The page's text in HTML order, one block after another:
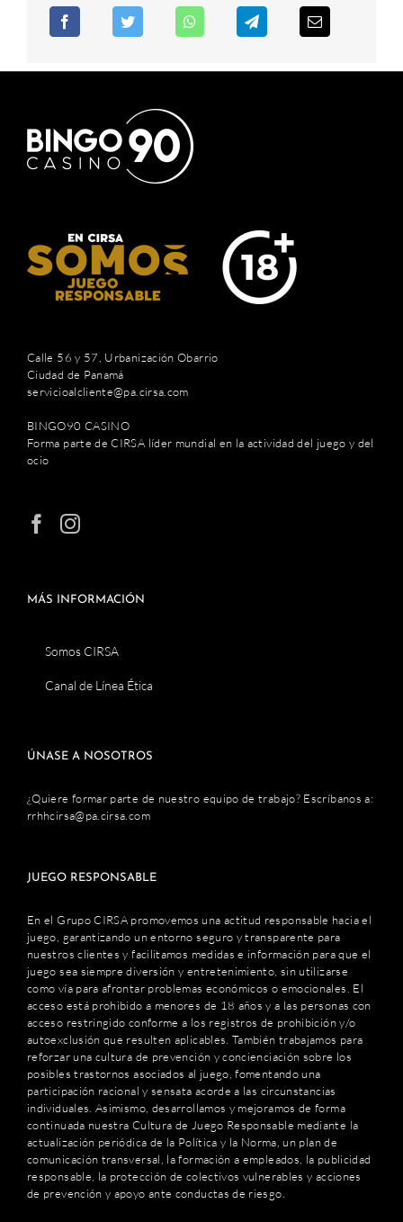
Calle 56 y 57, Urbanización Obarrio
Ciudad de Panamá
servicioalcliente@pa.cirsa.com
BINGO90 CASINO
Forma parte de CIRSA líder mundial en la actividad del juego y del
ocio
MÁS INFORMACIÓN
Somos CIRSA
Canal de Línea Ética
ÚNASE A NOSOTROS
¿Quiere formar parte de nuestro equipo de trabajo? Escríbanos a:
rrhhcirsa@pa.cirsa.com
JUEGO RESPONSABLE
En el Grupo CIRSA promovemos una actitud responsable hacia el
juego, garantizando un entorno seguro y transparente para
nuestros clientes y facilitamos medidas e información para que el
juego sea siempre diversión y entretenimiento, sin utilizarse
como vía para afrontar problemas económicos o emocionales. El
acceso está prohibido a menores de 18 años y a las personas con
acceso restringido conforme a los registros de prohibición y/o
autoexclusión que resulten aplicables. También trabajamos para
reforzar una cultura de prevención y concienciación sobre los
posibles trastornos asociados al juego, fomentando una
participación racional y sensata acorde a las circunstancias
individuales. Asimismo, desarrollamos y mejoramos de forma
continuada nuestra Cultura de Juego Responsable mediante la
actualización periódica de la Política y la Norma, un plan de
comunicación transversal, la formación a empleados, la publicidad
responsable, la protección de colectivos vulnerables y acciones
de prevención y apoyo ante conductas de riesgo.